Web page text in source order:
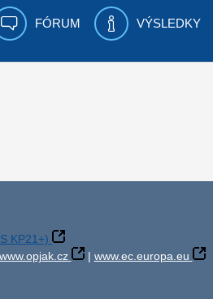
FÓRUM VÝSLEDKY
KP21+)
www.opjak.cz | www.ec.europa.eu